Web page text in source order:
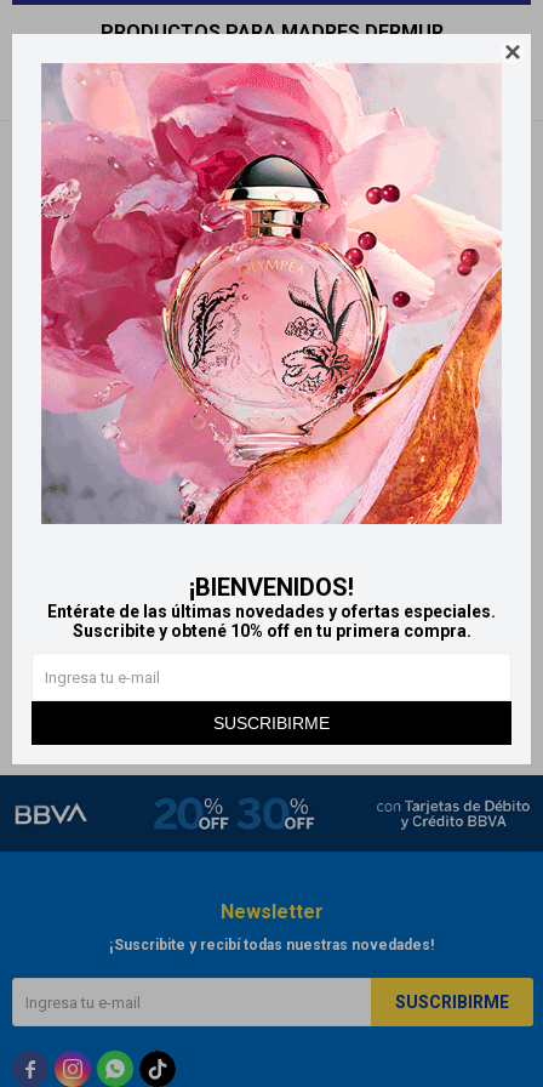

¡BIENVENIDOS!
Entérate de las últimas novedades y ofertas especiales.
Suscribite y obtené 10% off en tu primera compra.
SUSCRIBIRME
PRODUCTOS PARA MADRES DERMUR
Filtrando por: Madres Dermur Quitar filtros
Llega HOY
2 HS
Dermur crema anti estrías
$ 1.534
Newsletter
¡Suscribite y recibí todas nuestras novedades!
SUSCRIBIRME
  